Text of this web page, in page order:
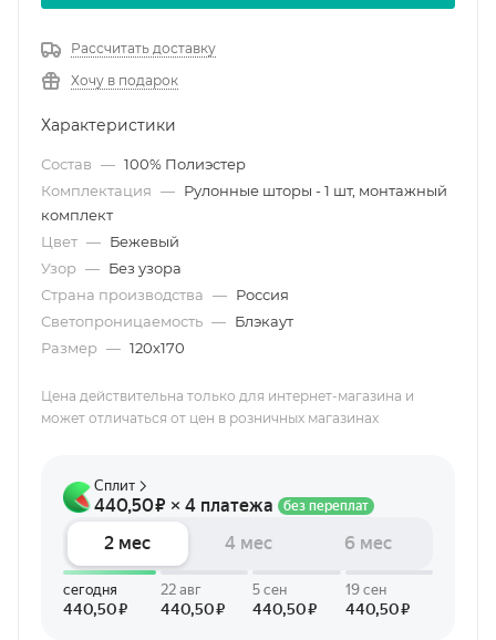
Рассчитать доставку
Хочу в подарок
Характеристики
Состав — 100% Полиэстер
Комплектация — Рулонные шторы - 1 шт, монтажный
комплект
Цвет — Бежевый
Узор — Без узора
Страна производства — Россия
Светопроницаемость — Блэкаут
Размер — 120х170
Цена действительна только для интернет-магазина и
может отличаться от цен в розничных магазинах